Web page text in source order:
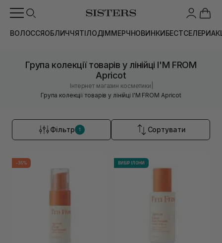
ВОЛОССЯОБЛИЧЧЯТІЛОДІММЕРЧНОВИНКИБЕСТСЕЛЕРИ
Група колекції товарів у лінійці I'M FROM
Apricot
Інтернет магазин косметики
Група колекції товарів у лінійці I'M FROM Apricot
Фільтр 1 Сортувати
-35% ВИБІР ІЛОНИ